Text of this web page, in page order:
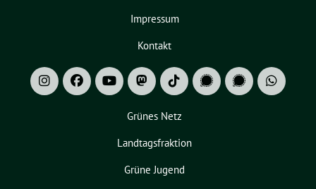
Impressum
Kontakt
Grünes Netz
Landtagsfraktion
Grüne Jugend